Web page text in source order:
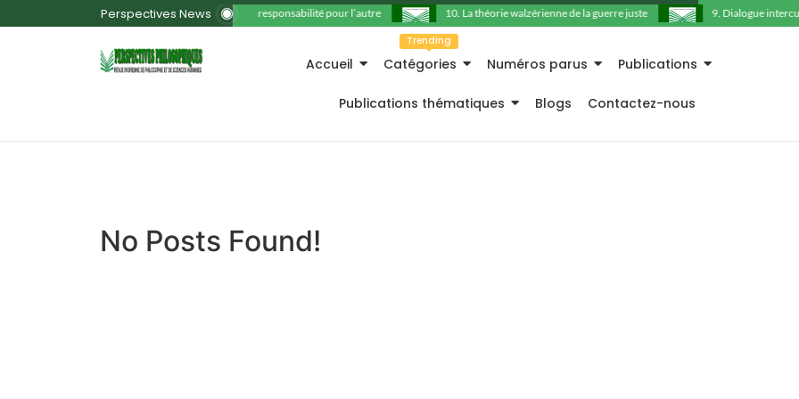
Perspectives News 11. La responsabilité pour l’autre 10. La théorie walzérienne de la guerre juste 9. Dialogue
Accueil Catégories
Trending
Numéros parus Publications
Publications thématiques Blogs Contactez-nous
No Posts Found!